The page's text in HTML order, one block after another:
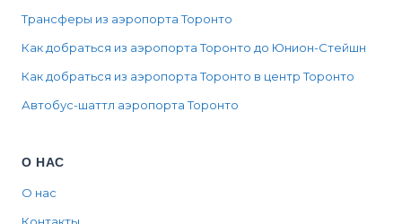
Трансферы из аэропорта Торонто
Как добраться из аэропорта Торонто до Юнион-Стейшн
Как добраться из аэропорта Торонто в центр Торонто
Автобус-шаттл аэропорта Торонто
О НАС
О нас